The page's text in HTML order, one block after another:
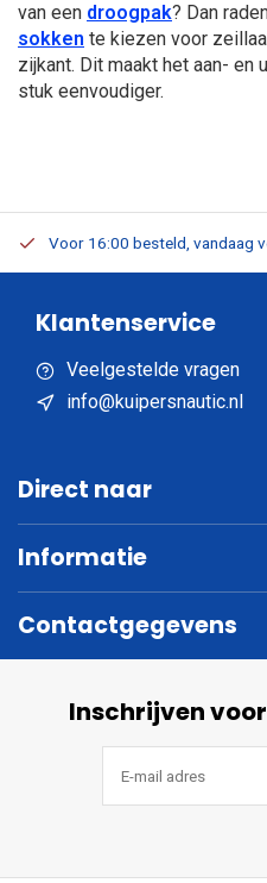
van een droogpak? Dan
sokken te kiezen voor
zijkant. Dit maakt het aan- en
stuk eenvoudiger.
Voor 16:00 besteld, vandaag
Klantenservice
Veelgestelde vragen
info@kuipersnautic.nl
Direct naar
Informatie
Contactgegevens
Inschrijven